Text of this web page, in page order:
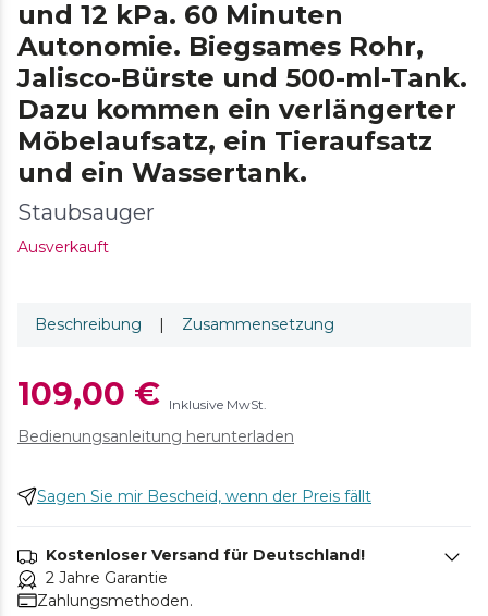
und 12 kPa. 60 Minuten
Autonomie. Biegsames Rohr,
Jalisco-Bürste und 500-ml-Tank.
Dazu kommen ein verlängerter
Möbelaufsatz, ein Tieraufsatz
und ein Wassertank.
Staubsauger
Ausverkauft
Beschreibung | Zusammensetzung
109,00 € Inklusive MwSt.
Bedienungsanleitung herunterladen
Sagen Sie mir Bescheid, wenn der Preis fällt
Kostenloser Versand für Deutschland!
2 Jahre Garantie
Zahlungsmethoden.